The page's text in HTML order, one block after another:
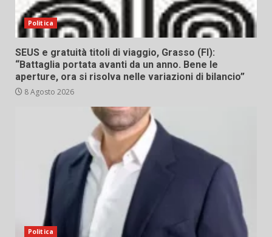
Politica
SEUS e gratuità titoli di viaggio, Grasso (FI):
“Battaglia portata avanti da un anno. Bene le
aperture, ora si risolva nelle variazioni di bilancio”
8 Agosto 2026
Politica